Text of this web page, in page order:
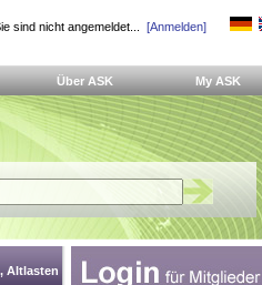
sind nicht angemeldet... [Anmelden]
Über ASK My ASK
Altlasten